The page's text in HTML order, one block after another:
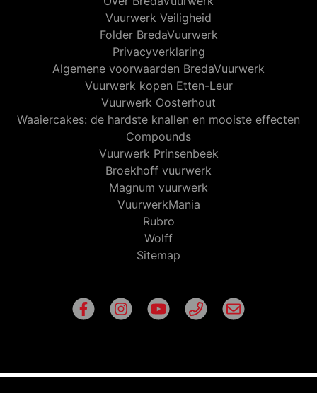
Vuurwerk Veiligheid
Folder BredaVuurwerk
Privacyverklaring
Algemene voorwaarden BredaVuurwerk
Vuurwerk kopen Etten-Leur
Vuurwerk Oosterhout
Waaiercakes: de hardste knallen en mooiste effecten
Compounds
Vuurwerk Prinsenbeek
Broekhoff vuurwerk
Magnum vuurwerk
VuurwerkMania
Rubro
Wolff
Sitemap